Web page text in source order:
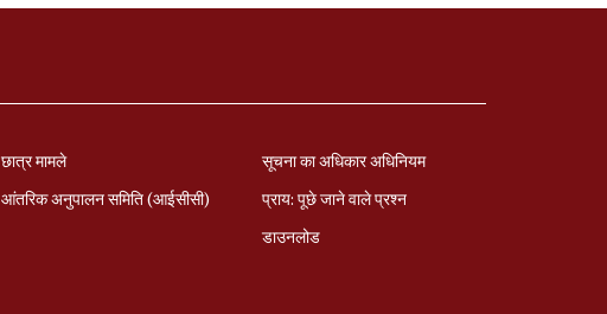
छात्र मामले
आंतरिक अनुपालन समिति (आईसीसी)
सूचना का अधिकार अधिनियम
प्राय: पूछे जाने वाले प्रश्‍न
डाउनलोड